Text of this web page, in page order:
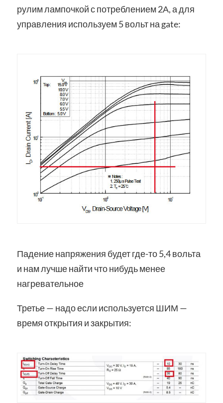
рулим лампочкой с потреблением 2А, а для
управления используем 5 вольт на gate:
Падение напряжения будет где-то 5,4 вольта
и нам лучше найти что нибудь менее
нагревательное
Третье — надо если используется ШИМ —
время открытия и закрытия: